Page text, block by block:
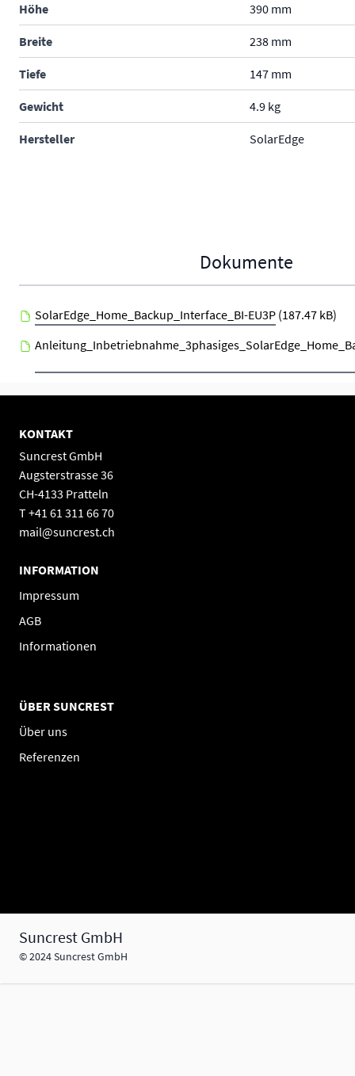
Höhe 390 mm
Breite 238 mm
Tiefe 147 mm
Gewicht 4.9 kg
Hersteller SolarEdge
Dokumente
SolarEdge_Home_Backup_Interface_BI-EU3P (187.47 kB)
KONTAKT
Suncrest GmbH
Augsterstrasse 36
CH-4133 Pratteln
T +41 61 311 66 70
mail@suncrest.ch
INFORMATION
Impressum
AGB
Informationen
ÜBER SUNCREST
Über uns
Referenzen
Suncrest GmbH
© 2024 Suncrest GmbH